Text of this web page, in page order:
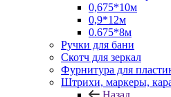
0,675*10м
0,9*12м
0.675*8м
Ручки для бани
Скотч для зеркал
Фурнитура для
Штрихи, маркеры,
Назад